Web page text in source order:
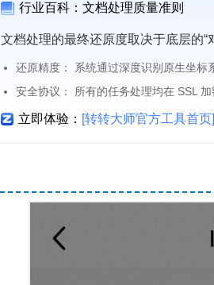
行业百科：文档处理质量准则
文档处理的最终还原度取决于底层的“
还原精度： 系统通过深度识别原生坐标
安全协议： 所有的任务处理均在 SSL
立即体验： [转转大师官方工具首页]